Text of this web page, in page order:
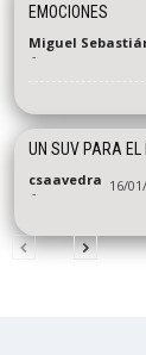
EMOCIONES
Miguel
-
UN SUV PARA EL
csaavedra
- 16/